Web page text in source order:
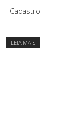
Cadastro
LEIA MAIS